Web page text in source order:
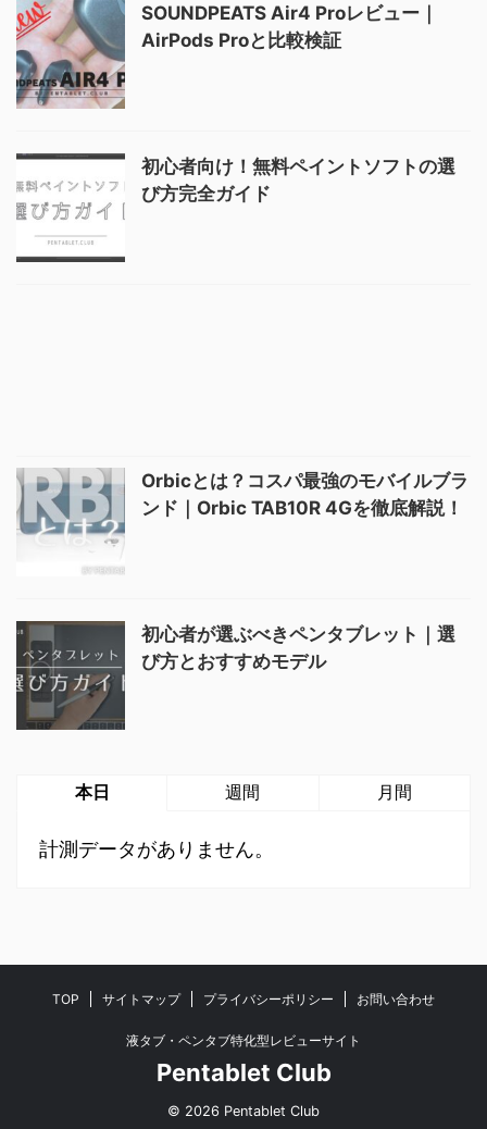
SOUNDPEATS Air4 Proレビュー｜
AirPods Proと比較検証
初心者向け！無料ペイントソフトの選
び方完全ガイド
Orbicとは？コスパ最強のモバイルブラ
ンド｜Orbic TAB10R 4Gを徹底解説！
初心者が選ぶべきペンタブレット｜選
び方とおすすめモデル
本日 週間 月間
計測データがありません。
TOP サイトマップ プライバシーポリシー お問い合わせ
液タブ・ペンタブ特化型レビューサイト
Pentablet Club
© 2026 Pentablet Club